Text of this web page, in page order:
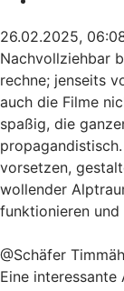
26.02.2025,
Nachvollziehbar
rechne; jenseits
auch die Filme
spaßig, die
vorsetzen,
wollender
funktionieren und
@Schäfer Timmäh
Eine